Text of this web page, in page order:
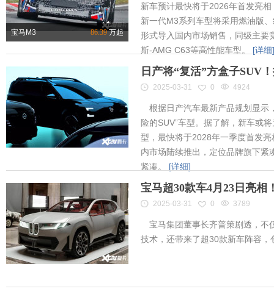
宝马M3 86.39万起
新车预计最快将于2026年首发亮
新一代M3系列车型将采用燃油版
形式导入国内市场销售，同级主要
斯-AMG C63等高性能车型。 [详细]
日产将“复活”方盒子SUV
2025-03-31 0 4924
根据日产汽车最新产品规划显示
险的SUV”车型。据了解，新车或
型，最快将于2028年一季度首发
内市场陆续推出，定位品牌旗下紧
紧凑。 [详细]
宝马超30款车4月23日亮
2025-03-31 0 3789
宝马集团董事长齐普策剧透，不
技术，还带来了超30款新车阵容